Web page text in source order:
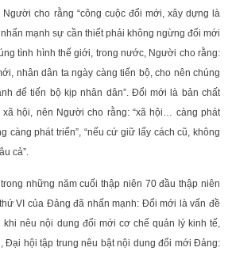
Người cho rằng “công cuộc đổi mới, xây dựng là
mạnh sự cần thiết phải không ngừng đổi mới
tình hình thế giới, trong nước, Người cho rằng:
nhân dân ta ngày càng tiến bộ, cho nên chúng
để tiến bộ kịp nhân dân”. Đổi mới là bản chất
xã hội, nên Người cho rằng: “xã hội… càng phát
càng phát triển”, “nếu cứ giữ lấy cách cũ, không
cả”.
những năm cuối thập niên 70 đầu thập niên
VI của Đảng đã nhấn mạnh: Đổi mới là vấn đề
khi nêu nội dung đổi mới cơ chế quản lý kinh tế,
Đại hội tập trung nêu bật nội dung đổi mới Đảng: